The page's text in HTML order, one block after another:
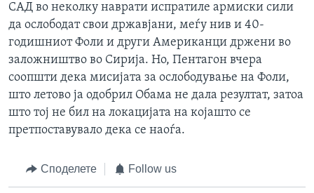
САД во неколку наврати испратиле армиски сили
да ослободат свои државјани, меѓу нив и 40-
годишниот Фоли и други Американци држени во
заложништво во Сирија. Но, Пентагон вчера
соопшти дека мисијата за ослободување на Фоли,
што летово ја одобрил Обама не дала резултат, затоа
што тој не бил на локацијата на којашто се
претпоставувало дека се наоѓа.
Споделете Follow us